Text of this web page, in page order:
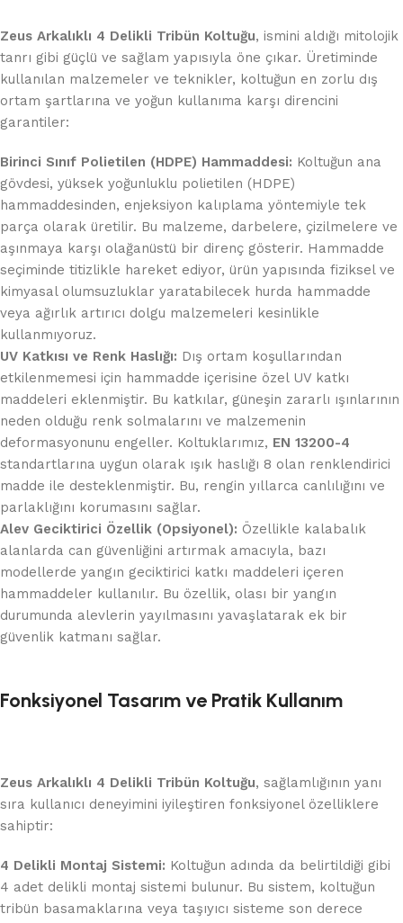
Zeus Arkalıklı 4 Delikli Tribün Koltuğu, ismini aldığı mitolojik
tanrı gibi güçlü ve sağlam yapısıyla öne çıkar. Üretiminde
kullanılan malzemeler ve teknikler, koltuğun en zorlu dış
ortam şartlarına ve yoğun kullanıma karşı direncini
garantiler:
Birinci Sınıf Polietilen (HDPE) Hammaddesi: Koltuğun ana
gövdesi, yüksek yoğunluklu polietilen (HDPE)
hammaddesinden, enjeksiyon kalıplama yöntemiyle tek
parça olarak üretilir. Bu malzeme, darbelere, çizilmelere ve
aşınmaya karşı olağanüstü bir direnç gösterir. Hammadde
seçiminde titizlikle hareket ediyor, ürün yapısında fiziksel ve
kimyasal olumsuzluklar yaratabilecek hurda hammadde
veya ağırlık artırıcı dolgu malzemeleri kesinlikle
kullanmıyoruz.
UV Katkısı ve Renk Haslığı: Dış ortam koşullarından
etkilenmemesi için hammadde içerisine özel UV katkı
maddeleri eklenmiştir. Bu katkılar, güneşin zararlı ışınlarının
neden olduğu renk solmalarını ve malzemenin
deformasyonunu engeller. Koltuklarımız, EN 13200-4
standartlarına uygun olarak ışık haslığı 8 olan renklendirici
madde ile desteklenmiştir. Bu, rengin yıllarca canlılığını ve
parlaklığını korumasını sağlar.
Alev Geciktirici Özellik (Opsiyonel): Özellikle kalabalık
alanlarda can güvenliğini artırmak amacıyla, bazı
modellerde yangın geciktirici katkı maddeleri içeren
hammaddeler kullanılır. Bu özellik, olası bir yangın
durumunda alevlerin yayılmasını yavaşlatarak ek bir
güvenlik katmanı sağlar.
Fonksiyonel Tasarım ve Pratik Kullanım
Zeus Arkalıklı 4 Delikli Tribün Koltuğu, sağlamlığının yanı
sıra kullanıcı deneyimini iyileştiren fonksiyonel özelliklere
sahiptir:
4 Delikli Montaj Sistemi: Koltuğun adında da belirtildiği gibi
4 adet delikli montaj sistemi bulunur. Bu sistem, koltuğun
tribün basamaklarına veya taşıyıcı sisteme son derece